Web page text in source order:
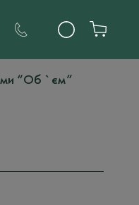
“Об `єм”